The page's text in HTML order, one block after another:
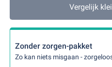
Vergelijk
Zonder zorgen-pakket
Zo kan niets misgaan -